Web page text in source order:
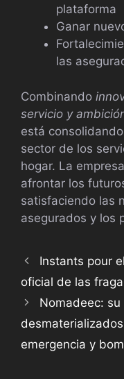
plataforma
Ganar
las
Combinando
servicio y
está
sector de los
hogar. La
afrontar los
satisfaciendo las
asegurados y los
Instants pour
oficial de las
Nomadeec:
emergencia y